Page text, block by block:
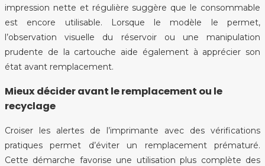
impression nette et régulière suggère que le consommable
est encore utilisable. Lorsque le modèle le permet,
l’observation visuelle du réservoir ou une manipulation
prudente de la cartouche aide également à apprécier son
état avant remplacement.
Mieux décider avant le remplacement ou le
recyclage
Croiser les alertes de l’imprimante avec des vérifications
pratiques permet d’éviter un remplacement prématuré.
Cette démarche favorise une utilisation plus complète des